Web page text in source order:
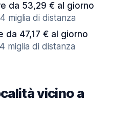
da 53,29 € al giorno
miglia di distanza
da 47,17 € al giorno
miglia di distanza
vicino a